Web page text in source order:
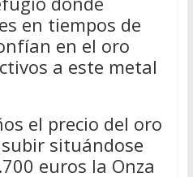
en tiempos de
en el oro
a este metal
el precio del oro
situándose
euros la Onza